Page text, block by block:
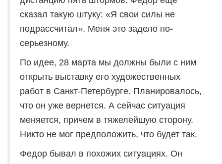
сказал такую штуку: «Я свои силы не
подрассчитал». Меня это задело по-
серьезному.
По идее, 28 марта мы должны были с ним
открыть выставку его художественных
работ в Санкт-Петербурге. Планировалось,
что он уже вернется. А сейчас ситуация
меняется, причем в тяжелейшую сторону.
Никто не мог предположить, что будет так.
Федор бывал в похожих ситуациях. Он